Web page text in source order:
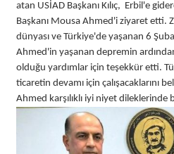
atan USİAD Başkanı Kılıç, Erbil'e
Başkanı Mousa Ahmed'i ziyaret etti.
dünyası ve Türkiye'de yaşanan 6
Ahmed'in yaşanan depremin
olduğu yardımlar için teşekkür etti.
ticaretin devamı için çalışacaklarını
Ahmed karşılıklı iyi niyet dileklerinde